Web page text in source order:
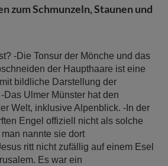
zum Schmunzeln, Staunen und
-Die Tonsur der Mönche und das
der Haupthaare ist eine
bildliche Darstellung der
Das Ulmer Münster hat den
Welt, inklusive Alpenblick. -In der
Engel offiziell nicht als solche
nannte sie dort
ritt nicht zufällig auf einem Esel
Es war ein